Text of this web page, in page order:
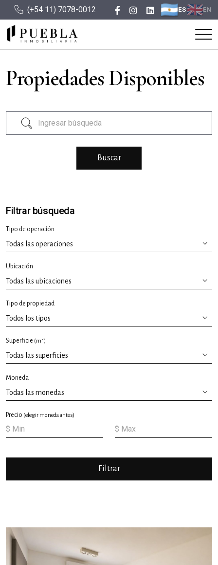
(+54 11) 7078-0012 ES EN
Propiedades Disponibles
Filtrar búsqueda
Tipo de operación
Ubicación
Tipo de propiedad
Superficie (m 2)
Moneda
Precio (elegir moneda antes)